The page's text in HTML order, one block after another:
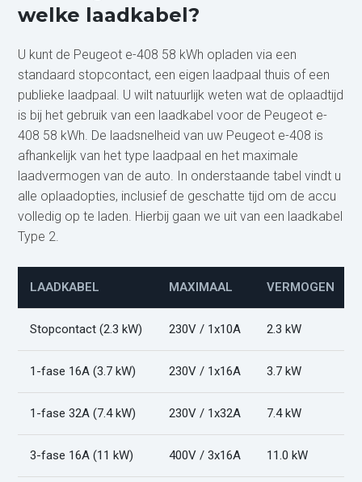
welke laadkabel?
U kunt de Peugeot e-408 58 kWh opladen via een
standaard stopcontact, een eigen laadpaal thuis of een
publieke laadpaal. U wilt natuurlijk weten wat de oplaadtijd
is bij het gebruik van een laadkabel voor de Peugeot e-
408 58 kWh. De laadsnelheid van uw Peugeot e-408 is
afhankelijk van het type laadpaal en het maximale
laadvermogen van de auto. In onderstaande tabel vindt u
alle oplaadopties, inclusief de geschatte tijd om de accu
volledig op te laden. Hierbij gaan we uit van een laadkabel
Type 2.
LAADKABEL MAXIMAAL VERMOGEN
Stopcontact (2.3 kW) 230V / 1x10A 2.3 kW
1-fase 16A (3.7 kW) 230V / 1x16A 3.7 kW
1-fase 32A (7.4 kW) 230V / 1x32A 7.4 kW
3-fase 16A (11 kW) 400V / 3x16A 11.0 kW